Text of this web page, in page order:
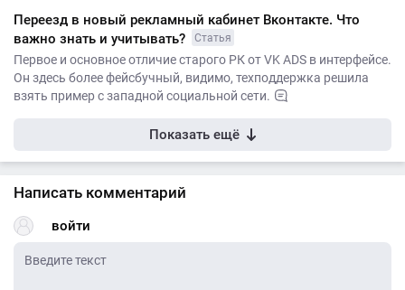
Переезд в новый рекламный кабинет Вконтакте. Что
важно знать и учитывать?
Статья
Первое и основное отличие старого РК от VK ADS в интерфейсе.
Он здесь более фейсбучный, видимо, техподдержка решила
взять пример с западной социальной сети.
Показать ещё
Написать комментарий
войти